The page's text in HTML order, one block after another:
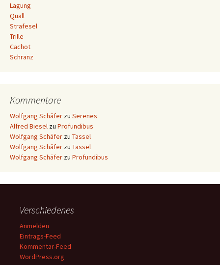
Lagung
Quall
Strafesel
Trille
Cachot
Schranz
Kommentare
Wolfgang Schäfer zu Serenes
Alfred Biesel zu Profundibus
Wolfgang Schäfer zu Tassel
Wolfgang Schäfer zu Tassel
Wolfgang Schäfer zu Profundibus
Verschiedenes
Anmelden
Eintrags-Feed
Kommentar-Feed
WordPress.org